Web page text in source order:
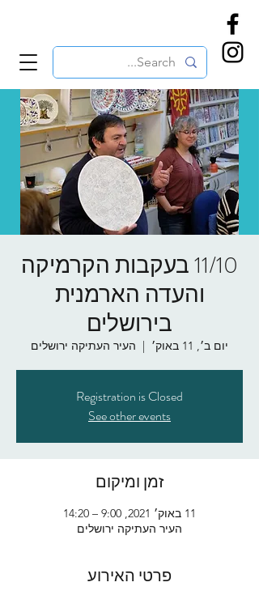
11/10 בעקבות הקרמיקה
והעדה הארמנית
בירושלים
יום ב׳, 11 באוק׳
  |
העיר העתיקה ירושלים
Registration is Closed
See other events
זמן ומיקום
11 באוק׳ 2021, 9:00 – 14:20
העיר העתיקה ירושלים
פרטי האירוע